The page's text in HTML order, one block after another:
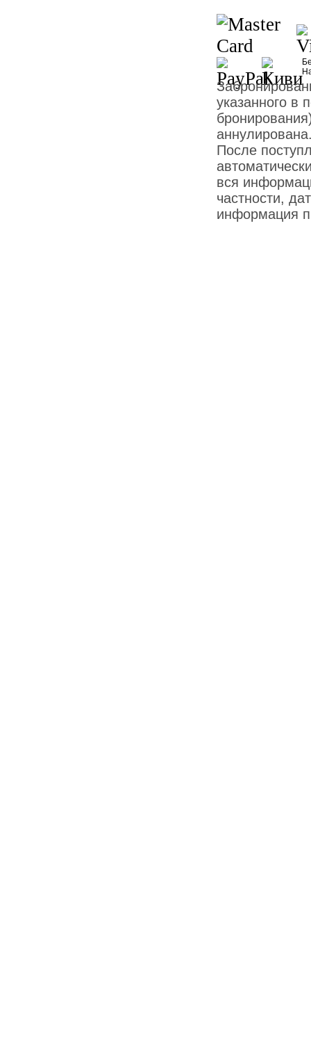
указанного в
После
вся
частности,
информация